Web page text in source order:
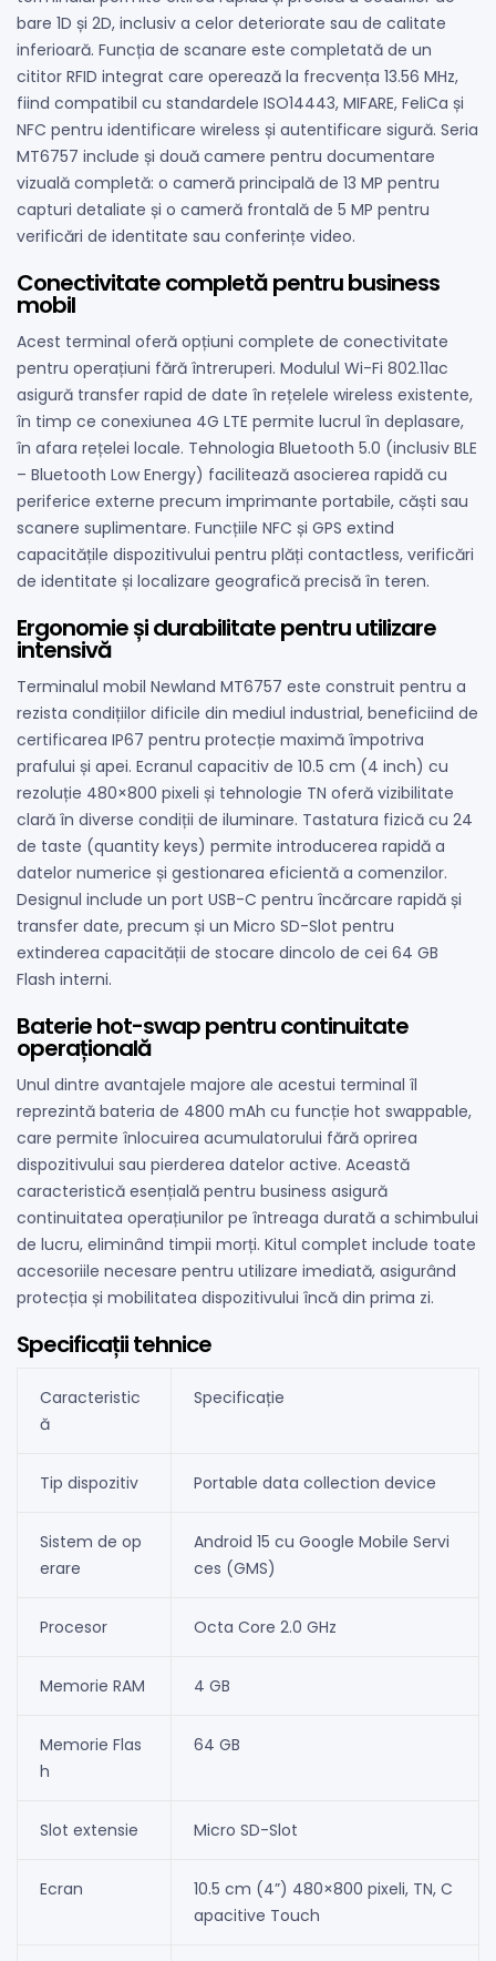
bare 1D și 2D, inclusiv a celor deteriorate sau de calitate
inferioară. Funcția de scanare este completată de un
cititor RFID integrat care operează la frecvența 13.56 MHz,
fiind compatibil cu standardele ISO14443, MIFARE, FeliCa și
NFC pentru identificare wireless și autentificare sigură. Seria
MT6757 include și două camere pentru documentare
vizuală completă: o cameră principală de 13 MP pentru
capturi detaliate și o cameră frontală de 5 MP pentru
verificări de identitate sau conferințe video.
Conectivitate completă pentru business
mobil
Acest terminal oferă opțiuni complete de conectivitate
pentru operațiuni fără întreruperi. Modulul Wi-Fi 802.11ac
asigură transfer rapid de date în rețelele wireless existente,
în timp ce conexiunea 4G LTE permite lucrul în deplasare,
în afara rețelei locale. Tehnologia Bluetooth 5.0 (inclusiv BLE
– Bluetooth Low Energy) facilitează asocierea rapidă cu
periferice externe precum imprimante portabile, căști sau
scanere suplimentare. Funcțiile NFC și GPS extind
capacitățile dispozitivului pentru plăți contactless, verificări
de identitate și localizare geografică precisă în teren.
Ergonomie și durabilitate pentru utilizare
intensivă
Terminalul mobil Newland MT6757 este construit pentru a
rezista condițiilor dificile din mediul industrial, beneficiind de
certificarea IP67 pentru protecție maximă împotriva
prafului și apei. Ecranul capacitiv de 10.5 cm (4 inch) cu
rezoluție 480×800 pixeli și tehnologie TN oferă vizibilitate
clară în diverse condiții de iluminare. Tastatura fizică cu 24
de taste (quantity keys) permite introducerea rapidă a
datelor numerice și gestionarea eficientă a comenzilor.
Designul include un port USB-C pentru încărcare rapidă și
transfer date, precum și un Micro SD-Slot pentru
extinderea capacității de stocare dincolo de cei 64 GB
Flash interni.
Baterie hot-swap pentru continuitate
operațională
Unul dintre avantajele majore ale acestui terminal îl
reprezintă bateria de 4800 mAh cu funcție hot swappable,
care permite înlocuirea acumulatorului fără oprirea
dispozitivului sau pierderea datelor active. Această
caracteristică esențială pentru business asigură
continuitatea operațiunilor pe întreaga durată a schimbului
de lucru, eliminând timpii morți. Kitul complet include toate
accesoriile necesare pentru utilizare imediată, asigurând
protecția și mobilitatea dispozitivului încă din prima zi.
Specificații tehnice
Caracteristic
ă
Specificație
Tip dispozitiv Portable data collection device
Sistem de op
erare
Android 15 cu Google Mobile Servi
ces (GMS)
Procesor Octa Core 2.0 GHz
Memorie RAM 4 GB
Memorie Flas
h
64 GB
Slot extensie Micro SD-Slot
Ecran
10.5 cm (4”) 480×800 pixeli, TN, C
apacitive Touch